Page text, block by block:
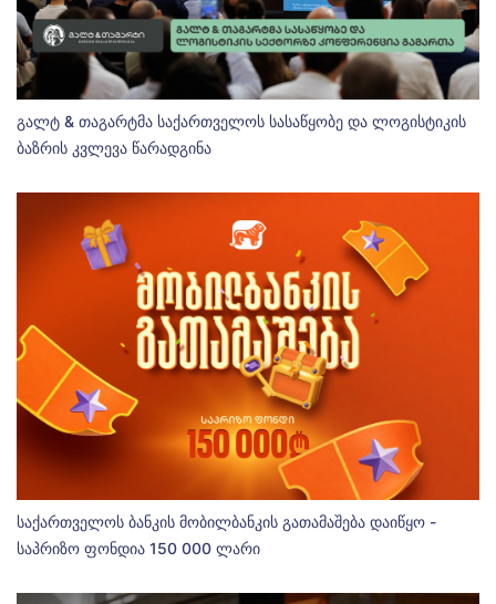
გალტ & თაგარტმა საქართველოს სასაწყობე და ლოგისტიკის
ბაზრის კვლევა წარადგინა
საქართველოს ბანკის მობილბანკის გათამაშება დაიწყო -
საპრიზო ფონდია 150 000 ლარი